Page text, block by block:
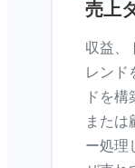
売上
収益、
レンド
ドを構
または
ー処理